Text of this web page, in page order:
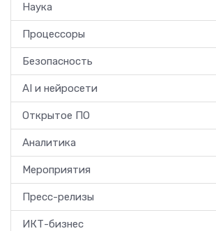
Наука
Процессоры
Безопасность
AI и нейросети
Открытое ПО
Аналитика
Мероприятия
Пресс-релизы
ИКТ-бизнес